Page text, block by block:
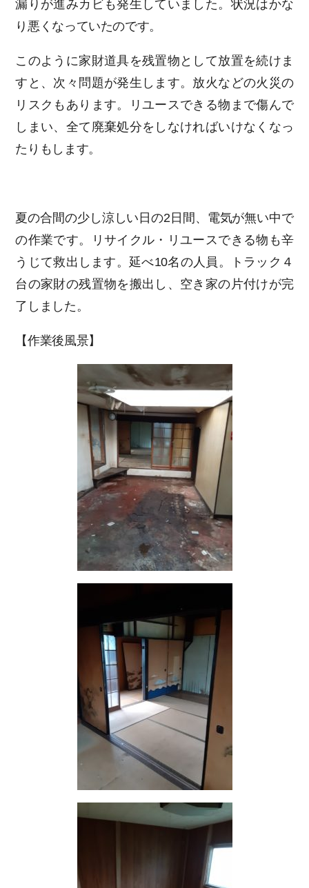
漏りが進みカビも発生していました。状況はかな
り悪くなっていたのです。
このように家財道具を残置物として放置を続けま
すと、次々問題が発生します。放火などの火災の
リスクもあります。リユースできる物まで傷んで
しまい、全て廃棄処分をしなければいけなくなっ
たりもします。
夏の合間の少し涼しい日の2日間、電気が無い中で
の作業です。リサイクル・リユースできる物も辛
うじて救出します。延べ10名の人員。トラック４
台の家財の残置物を搬出し、空き家の片付けが完
了しました。
【作業後風景】